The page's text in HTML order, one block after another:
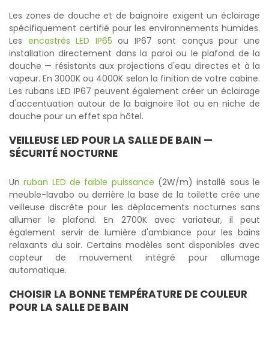
Les zones de douche et de baignoire exigent un éclairage
spécifiquement certifié pour les environnements humides.
Les encastrés LED IP65 ou IP67 sont conçus pour une
installation directement dans la paroi ou le plafond de la
douche — résistants aux projections d'eau directes et à la
vapeur. En 3000K ou 4000K selon la finition de votre cabine.
Les rubans LED IP67 peuvent également créer un éclairage
d'accentuation autour de la baignoire îlot ou en niche de
douche pour un effet spa hôtel.
VEILLEUSE LED POUR LA SALLE DE BAIN —
SÉCURITÉ NOCTURNE
Unruban LED de faible puissance (2W/m) installé sous le
meuble-lavabo ou derrière la base de la toilette crée une
veilleuse discrète pour les déplacements nocturnes sans
allumer le plafond. En 2700K avec variateur, il peut
également servir de lumière d'ambiance pour les bains
relaxants du soir. Certains modèles sont disponibles avec
capteur de mouvement intégré pour allumage
automatique.
CHOISIR LA BONNE TEMPÉRATURE DE COULEUR
POUR LA SALLE DE BAIN